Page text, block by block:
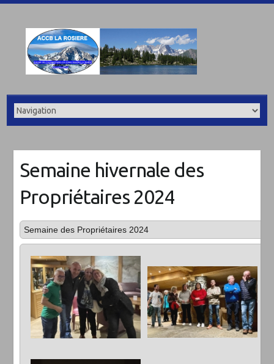
Semaine hivernale des
Propriétaires 2024
Semaine des Propriétaires 2024